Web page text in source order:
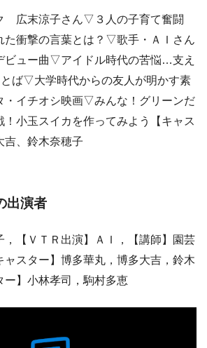
広末涼子さん▽３人の子育て奮闘
た衝撃の言葉とは？▽歌手・ＡＩさん
ビュー曲▽アイドル時代の苦悩…支え
とば▽大学時代からの友人が明かす素
イチオシ映画▽みんな！グリーンだ
！小玉スイカを作ってみよう【キャス
吉、鈴木奈穂子
出演者
，【ＶＴＲ出演】ＡＩ，【講師】園芸
スター】博多華丸，博多大吉，鈴木
ー】小林孝司，駒村多恵